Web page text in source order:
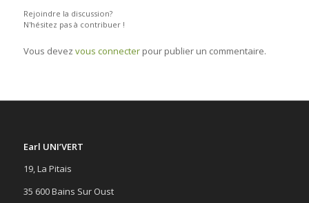
Rejoindre la discussion?
N'hésitez pas à contribuer !
Vous devez vous connecterpour publier un commentaire.
Earl UNI’VERT
19, La Pitais
35 600 Bains Sur Oust